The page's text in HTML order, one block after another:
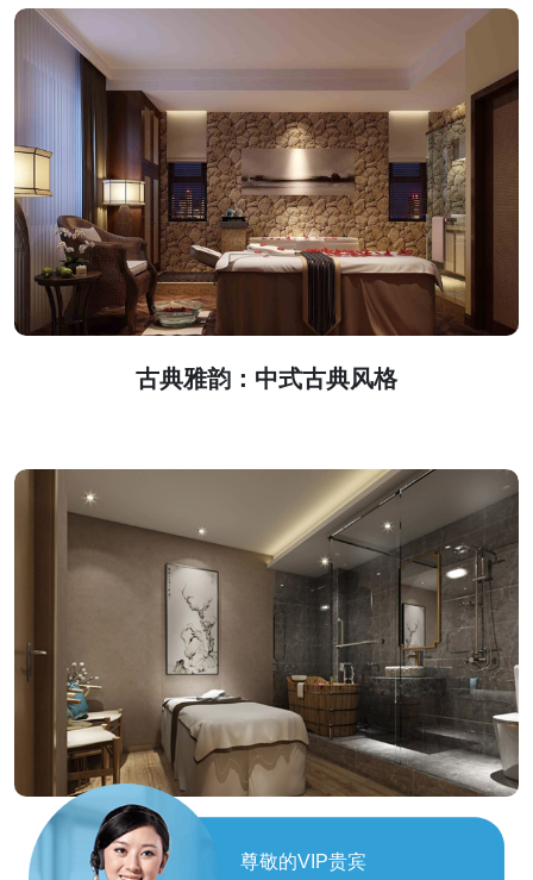
尊敬的VIP贵宾
古典雅韵：中式古典风格
现代简约：时尚舒适空间